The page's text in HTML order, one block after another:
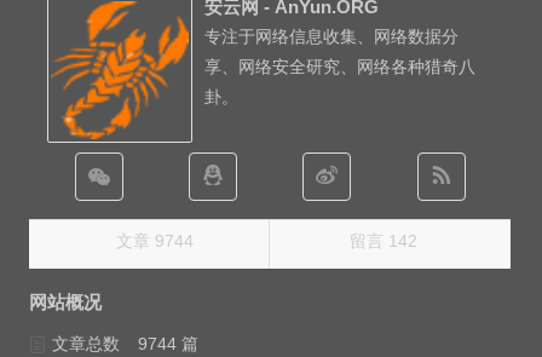
安云网 - AnYun.ORG
专注于网络信息收集、网络数据分
享、网络安全研究、网络各种猎奇八
卦。
文章 9744 留言 142
网站概况
文章总数
9744 篇